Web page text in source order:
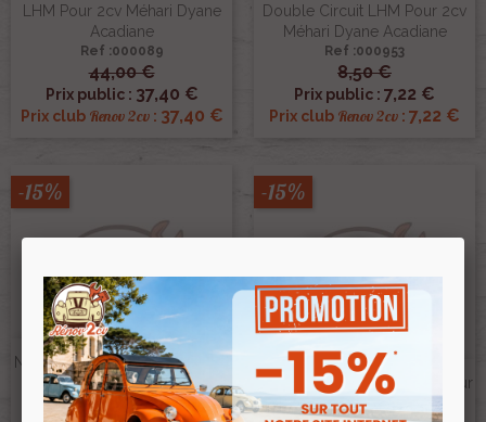
LHM Pour 2cv Méhari Dyane
Acadiane
Ref :000089
44,00 €
Prix public : 37,40 €
Prix club Renov 2cv: 37,40 €
Double Circuit LHM Pour 2cv
Méhari Dyane Acadiane
Ref :000953
8,50 €
Prix public : 7,22 €
Prix club Renov 2cv : 7,22 €
Nécessaire Joint Pour Cylindre
De Roue Arrière De 2cv LHM
Diamètre 16mm
-15%
Necessaire De Reparation Pour
Etrier Lockheed
-15%